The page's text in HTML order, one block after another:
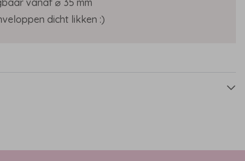
vanaf ⌀ 35 mm
dicht likken :)